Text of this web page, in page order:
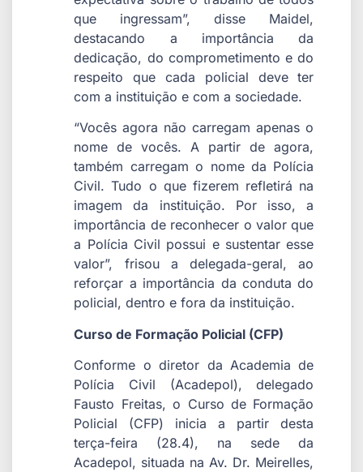
que ingressam”, disse Maidel,
destacando a importância da
dedicação, do comprometimento e do
respeito que cada policial deve ter
com a instituição e com a sociedade.
“Vocês agora não carregam apenas o
nome de vocês. A partir de agora,
também carregam o nome da Polícia
Civil. Tudo o que fizerem refletirá na
imagem da instituição. Por isso, a
importância de reconhecer o valor que
a Polícia Civil possui e sustentar esse
valor”, frisou a delegada-geral, ao
reforçar a importância da conduta do
policial, dentro e fora da instituição.
Curso de Formação Policial (CFP)
Conforme o diretor da Academia de
Polícia Civil (Acadepol), delegado
Fausto Freitas, o Curso de Formação
Policial (CFP) inicia a partir desta
terça-feira (28.4), na sede da
Acadepol, situada na Av. Dr. Meirelles,